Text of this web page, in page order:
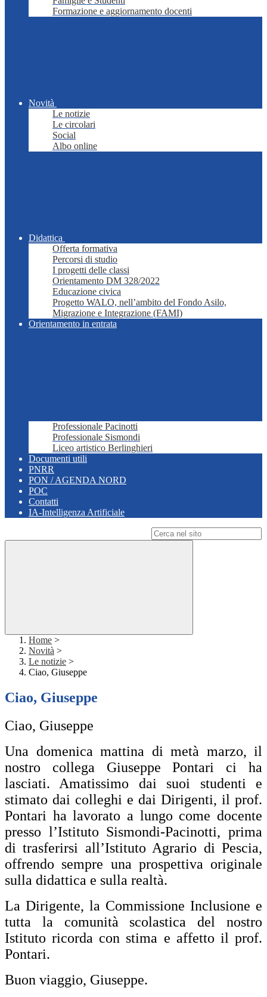
Formazione e aggiornamento docenti
Novità
Le notizie
Le circolari
Social
Albo online
Didattica
Offerta formativa
Percorsi di studio
I progetti delle classi
Orientamento DM 328/2022
Educazione civica
Progetto WALO, nell’ambito del Fondo Asilo,
Migrazione e Integrazione (FAMI)
Orientamento in entrata
Professionale Pacinotti
Professionale Sismondi
Liceo artistico Berlinghieri
Documenti utili
PNRR
PON / AGENDA NORD
POC
Contatti
IA-Intelligenza Artificiale
Home >
Novità >
Le notizie >
Ciao, Giuseppe
Ciao, Giuseppe
Ciao, Giuseppe
Una domenica mattina di metà marzo, il
nostro collega Giuseppe Pontari ci ha
lasciati. Amatissimo dai suoi studenti e
stimato dai colleghi e dai Dirigenti, il prof.
Pontari ha lavorato a lungo come docente
presso l’Istituto Sismondi-Pacinotti, prima
di trasferirsi all’Istituto Agrario di Pescia,
offrendo sempre una prospettiva originale
sulla didattica e sulla realtà.
La Dirigente, la Commissione Inclusione e
tutta la comunità scolastica del nostro
Istituto ricorda con stima e affetto il prof.
Pontari.
Buon viaggio, Giuseppe.